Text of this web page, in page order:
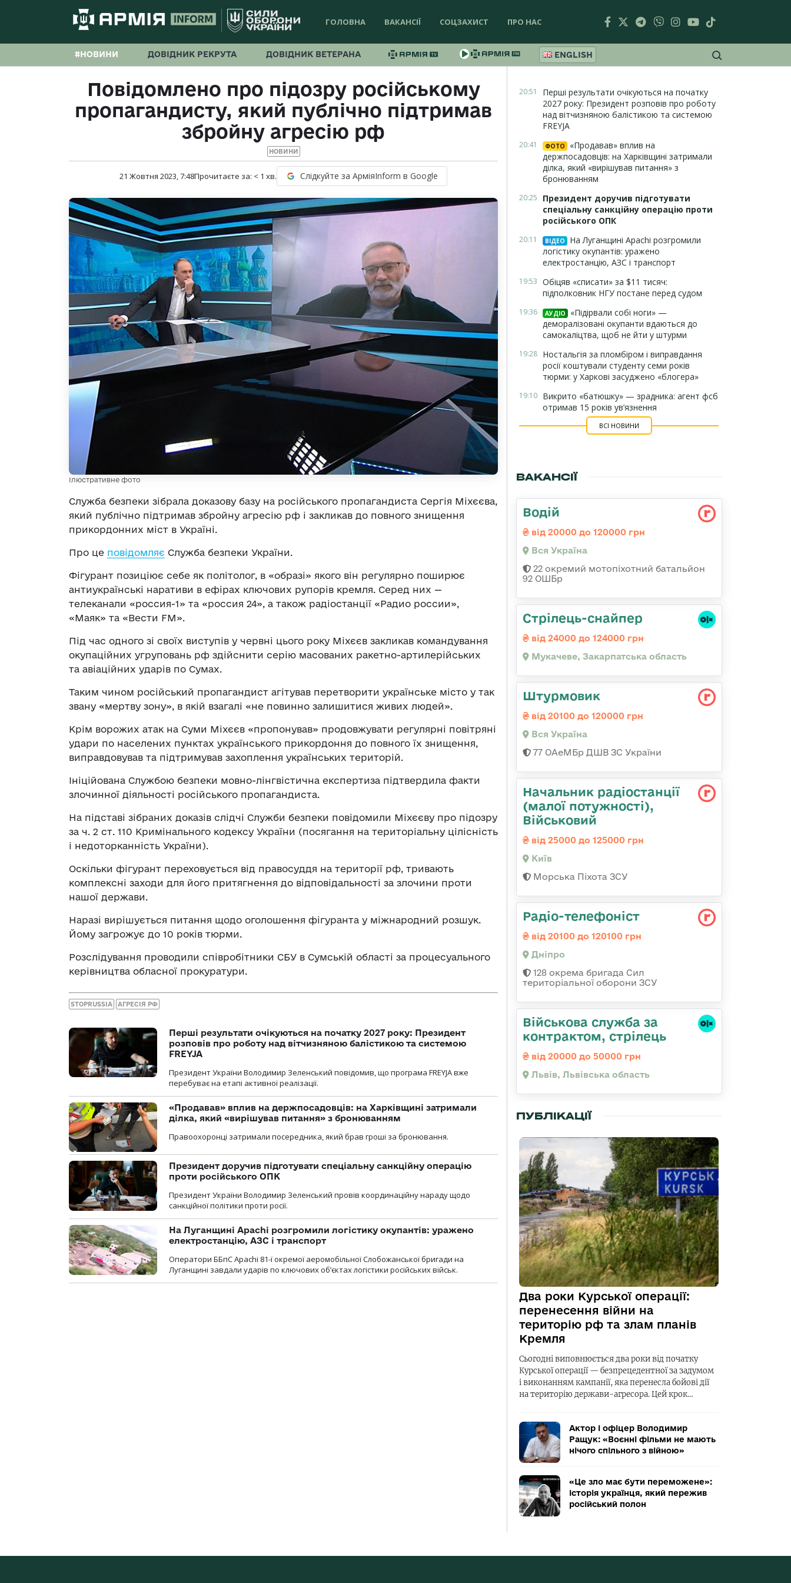
ГОЛОВНА ВАКАНСІЇ СОЦЗАХИСТ ПРО НАС
#НОВИНИ ДОВІДНИК РЕКРУТА ДОВІДНИК ВЕТЕРАНА ENGLISH
Повідомлено про підозру російському
пропагандисту, який публічно підтримав
збройну агресію рф
НОВИНИ
21 Жовтня 2023, 7:48Прочитаєте за: < 1 хв. Слідкуйте за АрміяInform в Google
Ілюстративне фото
Служба безпеки зібрала доказову базу на російського пропагандиста Сергія Міхєєва,
який публічно підтримав збройну агресію рф і закликав до повного знищення
прикордонних міст в Україні.
Про це повідомляє Служба безпеки України.
Фігурант позиціює себе як політолог, в «образі» якого він регулярно поширює
антиукраїнські наративи в ефірах ключових рупорів кремля. Серед них —
телеканали «россия-1» та «россия 24», а також радіостанції «Радио россии»,
«Маяк» та «Вести FM».
Під час одного зі своїх виступів у червні цього року Міхєєв закликав командування
окупаційних угруповань рф здійснити серію масованих ракетно-артилерійських
та авіаційних ударів по Сумах.
Таким чином російський пропагандист агітував перетворити українське місто у так
звану «мертву зону», в якій взагалі «не повинно залишитися живих людей».
Крім ворожих атак на Суми Міхєєв «пропонував» продовжувати регулярні повітряні
удари по населених пунктах українського прикордоння до повного їх знищення,
виправдовував та підтримував захоплення українських територій.
Ініційована Службою безпеки мовно-лінгвістична експертиза підтвердила факти
злочинної діяльності російського пропагандиста.
На підставі зібраних доказів слідчі Служби безпеки повідомили Міхєєву про підозру
за ч. 2 ст. 110 Кримінального кодексу України (посягання на територіальну цілісність
і недоторканність України).
Оскільки фігурант переховується від правосуддя на території рф, тривають
комплексні заходи для його притягнення до відповідальності за злочини проти
нашої держави.
Наразі вирішується питання щодо оголошення фігуранта у міжнародний розшук.
Йому загрожує до 10 років тюрми.
Розслідування проводили співробітники СБУ в Сумській області за процесуального
керівництва обласної прокуратури.
STOPRUSSIA АГРЕСІЯ РФ
Перші результати очікуються на початку 2027 року: Президент
розповів про роботу над вітчизняною балістикою та системою
FREYJA
Президент України Володимир Зеленський повідомив, що програма FREYJA вже
перебуває на етапі активної реалізації.
«Продавав» вплив на держпосадовців: на Харківщині затримали
ділка, який «вирішував питання» з бронюванням
Правоохоронці затримали посередника, який брав гроші за бронювання.
Президент доручив підготувати спеціальну санкційну операцію
проти російського ОПК
Президент України Володимир Зеленський провів координаційну нараду щодо
санкційної політики проти росії.
На Луганщині Apachi розгромили логістику окупантів: уражено
електростанцію, АЗС і транспорт
Оператори ББпС Apachi 81-ї окремої аеромобільної Слобожанської бригади на
Луганщині завдали ударів по ключових об’єктах логістики російських військ.
20:51
Перші результати очікуються на початку
2027 року: Президент розповів про роботу
над вітчизняною балістикою та системою
FREYJA
20:41 ФОТО
«Продавав» вплив на
держпосадовців: на Харківщині затримали
ділка, який «вирішував питання» з
бронюванням
20:25
Президент доручив підготувати
спеціальну санкційну операцію проти
російського ОПК
20:11 ВІДЕО
На Луганщині Apachi розгромили
логістику окупантів: уражено
електростанцію, АЗС і транспорт
19:53 Обіцяв «списати» за $11 тисяч:
підполковник НГУ постане перед судом
19:36 АУДІО
«Підірвали собі ноги» —
деморалізовані окупанти вдаються до
самокаліцтва, щоб не йти у штурми
19:28 Ностальгія за пломбіром і виправдання
росії коштували студенту семи років
тюрми: у Харкові засуджено «блогера»
19:10 Викрито «батюшку» — зрадника: агент фсб
отримав 15 років ув’язнення
ВСІ НОВИНИ
ВАКАНСІЇ
Водій
від 20000 до 120000 грн
Вся Україна
22 окремий мотопіхотний батальйон
92 ОШБр
Стрілець-снайпер
від 24000 до 124000 грн
Мукачеве, Закарпатська область
Штурмовик
від 20100 до 120000 грн
Вся Україна
77 ОАеМБр ДШВ ЗС України
Начальник радіостанції
(малої потужності),
Військовий
від 25000 до 125000 грн
Київ
Морська Піхота ЗСУ
Радіо-телефоніст
від 20100 до 120100 грн
Дніпро
128 окрема бригада Сил
територіальної оборони ЗСУ
Військова служба за
контрактом, стрілець
від 20000 до 50000 грн
Львів, Львівська область
ПУБЛІКАЦІЇ
Два роки Курської операції:
перенесення війни на
територію рф та злам планів
Кремля
Сьогодні виповнюється два роки від початку
Курської операції — безпрецедентної за задумом
і виконанням кампанії, яка перенесла бойові дії
на територію держави-агресора. Цей крок…
Актор і офіцер Володимир
Ращук: «Воєнні фільми не мають
нічого спільного з війною»
«Це зло має бути переможене»:
історія українця, який пережив
російський полон